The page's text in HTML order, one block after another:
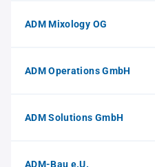
ADM Mixology OG
ADM Operations GmbH
ADM Solutions GmbH
ADM-Bau e.U.